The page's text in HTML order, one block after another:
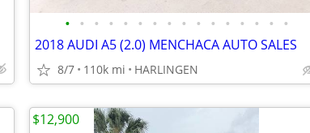
• • • • • • • • • • • • • • • •
2018 AUDI A5 (2.0) MENCHACA AUTO SALES
8/7 110k mi HARLINGEN
$12,900